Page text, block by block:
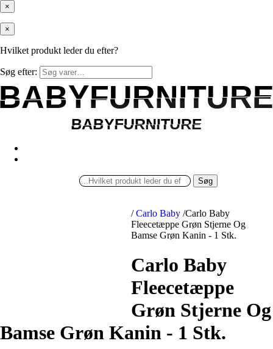
×
×
Hvilket produkt leder du efter?
Søg efter:
BABYFURNITURE
BABYFURNITURE
Søg
/ Carlo Baby /Carlo Baby
Fleecetæppe Grøn Stjerne Og
Bamse Grøn Kanin - 1 Stk.
Carlo Baby
Fleecetæppe
Grøn Stjerne Og
Bamse Grøn Kanin - 1 Stk.